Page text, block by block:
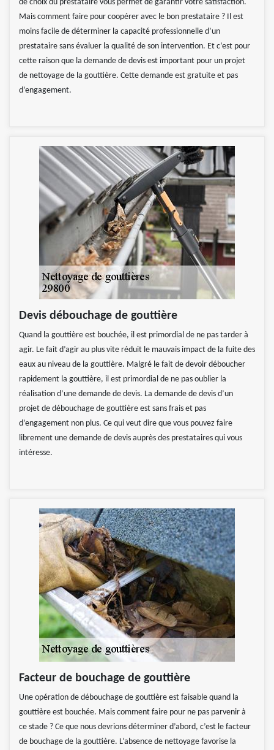
de choix du prestataire vous permet de garantir votre satisfaction.
Mais comment faire pour coopérer avec le bon prestataire ? Il est
moins facile de déterminer la capacité professionnelle d’un
prestataire sans évaluer la qualité de son intervention. Et c’est pour
cette raison que la demande de devis est important pour un projet
de nettoyage de la gouttière. Cette demande est gratuite et pas
d’engagement.
Devis débouchage de gouttière
Quand la gouttière est bouchée, il est primordial de ne pas tarder à
agir. Le fait d’agir au plus vite réduit le mauvais impact de la fuite des
eaux au niveau de la gouttière. Malgré le fait de devoir déboucher
rapidement la gouttière, il est primordial de ne pas oublier la
réalisation d’une demande de devis. La demande de devis d’un
projet de débouchage de gouttière est sans frais et pas
d’engagement non plus. Ce qui veut dire que vous pouvez faire
librement une demande de devis auprès des prestataires qui vous
intéresse.
Facteur de bouchage de gouttière
Une opération de débouchage de gouttière est faisable quand la
gouttière est bouchée. Mais comment faire pour ne pas parvenir à
ce stade ? Ce que nous devrions déterminer d’abord, c’est le facteur
de bouchage de la gouttière. L’absence de nettoyage favorise la